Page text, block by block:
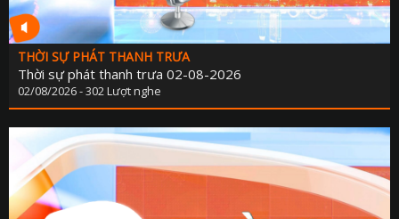
THỜI SỰ PHÁT THANH TRƯA
Thời sự phát thanh trưa 02-08-2026
02/08/2026 - 302 Lượt nghe